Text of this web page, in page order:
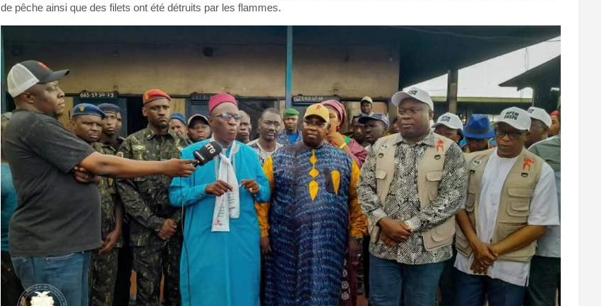
de pêche ainsi que des filets ont été détruits par les flammes.